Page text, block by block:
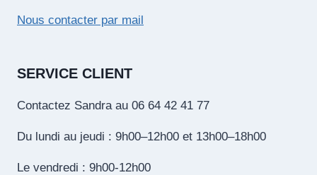
Nous contacter par mail
SERVICE CLIENT
Contactez Sandra au 06 64 42 41 77
Du lundi au jeudi : 9h00–12h00 et 13h00–18h00
Le vendredi : 9h00-12h00